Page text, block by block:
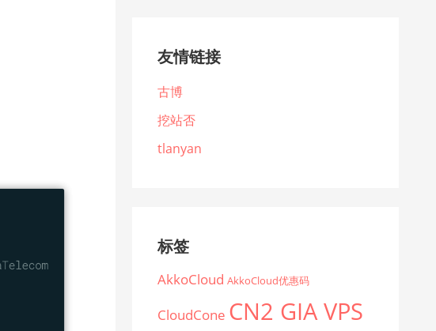
友情链接
古博
挖站否
tlanyan
标签
AkkoCloud AkkoCloud优惠码
CloudCone CN2 GIA VPS